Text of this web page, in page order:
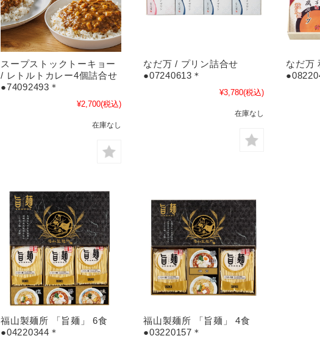
スープストックトーキョー
/ レトルトカレー4個詰合せ
●74092493＊
¥2,700(税込)
在庫なし
なだ万 / プリン詰合せ
●07240613＊
¥3,780(税込)
在庫なし
なだ万
福山製麺所 「旨麺」 6食
●04220344＊
福山製麺所 「旨麺」 4食
●03220157＊